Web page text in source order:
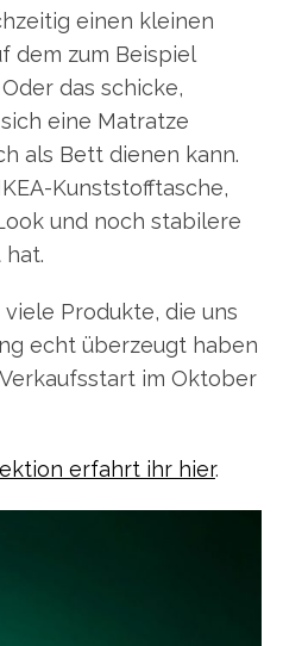
einen kleinen
dem zum Beispiel
das schicke,
eine Matratze
als Bett dienen kann.
Kunststofftasche,
und noch stabilere
Produkte, die uns
echt überzeugt haben
im Oktober
erfahrt ihr hier.